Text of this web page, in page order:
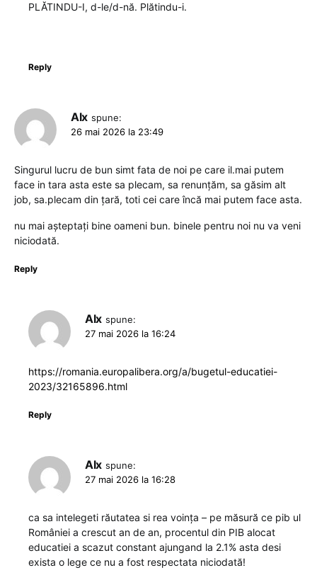
PLĂTINDU-I, d-le/d-nă. Plătindu-i.
Reply
Alx spune:
26 mai 2026 la 23:49
Singurul lucru de bun simt fata de noi pe care il.mai putem
face in tara asta este sa plecam, sa renunțăm, sa găsim alt
job, sa.plecam din țară, toti cei care încă mai putem face asta.
nu mai așteptați bine oameni bun. binele pentru noi nu va veni
niciodată.
Reply
Alx spune:
27 mai 2026 la 16:24
https://romania.europalibera.org/a/bugetul-educatiei-
2023/32165896.html
Reply
Alx spune:
27 mai 2026 la 16:28
ca sa intelegeti răutatea si rea voința – pe măsură ce pib ul
României a crescut an de an, procentul din PIB alocat
educatiei a scazut constant ajungand la 2.1% asta desi
exista o lege ce nu a fost respectata niciodată!